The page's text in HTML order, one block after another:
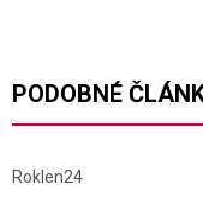
PODOBNÉ
Roklen24